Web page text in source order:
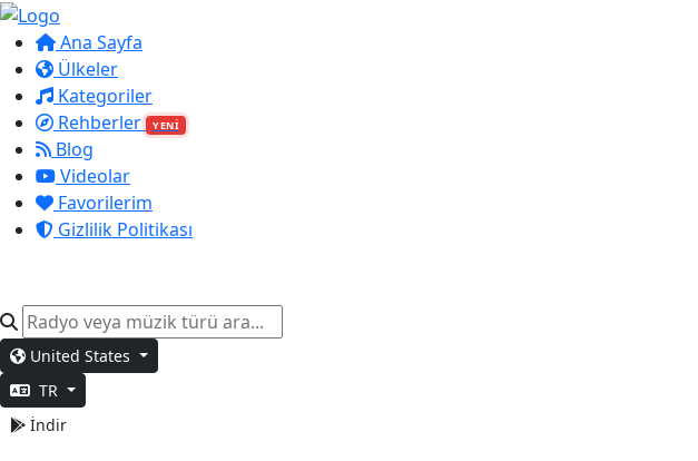
Ana Sayfa
Ülkeler
Kategoriler
Rehberler
YENİ
Blog
Videolar
Favorilerim
Gizlilik Politikası
United States
TR
İndir